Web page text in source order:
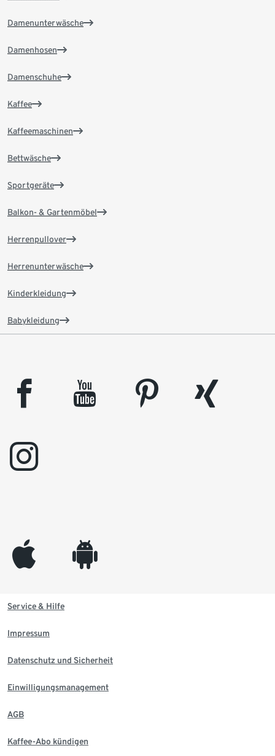
Damenunterwäsche
Damenhosen
Damenschuhe
Kaffee
Kaffeemaschinen
Bettwäsche
Sportgeräte
Balkon- & Gartenmöbel
Herrenpullover
Herrenunterwäsche
Kinderkleidung
Babykleidung
facebook youtube pinterest
xing
instagram
appleinc android
Service & Hilfe
Impressum
Datenschutz und Sicherheit
Einwilligungsmanagement
AGB
Kaffee-Abo kündigen